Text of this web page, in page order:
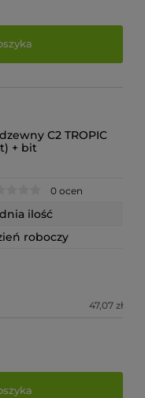
C2 TROPIC
+ bit
0 ocen
ilość
roboczy
47,07 zł